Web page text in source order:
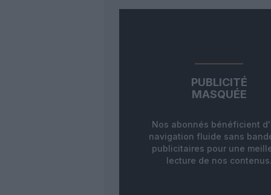
PUBLICITÉ
MASQUÉE
Nos abonnés bénéficient
navigation fluide sans
publicitaires pour une
lecture de nos contenus.